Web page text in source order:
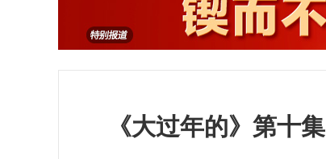
《大过年的》第十集